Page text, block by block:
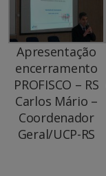
Apresentação
encerramento
PROFISCO – RS
Carlos Mário –
Coordenador
Geral/UCP-RS